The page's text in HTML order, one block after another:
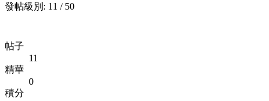
發帖級別: 11 / 50
帖子
11
精華
0
積分